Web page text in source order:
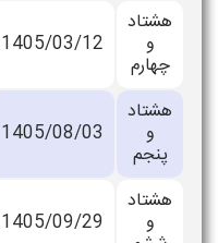
هشتاد
و
چهارم
1405/03/12
هشتاد
و
پنجم
1405/08/03
هشتاد
و 1405/09/29